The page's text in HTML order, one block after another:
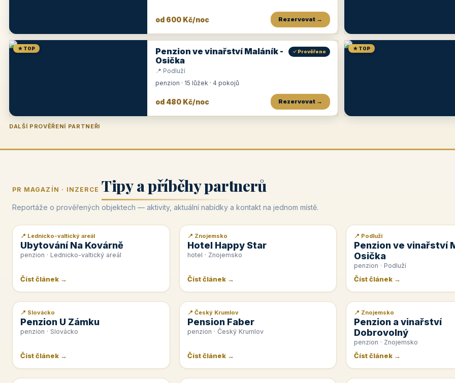
od 600 Kč/noc Rezervovat →
★ TOP
Penzion ve vinařství Maláník -
Osička
✓ Prověřeno
📍 Podluží
penzion · 15 lůžek · 4 pokojů
od 480 Kč/noc Rezervovat →
★ TOP
DALŠÍ PROVĚŘENÍ PARTNEŘI
Penzion U Zámku Pension Faber
PR MAGAZÍN · INZERCE Tipy a příběhy partnerů
Reportáže o prověřených objektech — aktivity, aktuální nabídky a kontakt na jednom místě.
📰 PR článek
📍 Lednicko-valtický areál
Ubytování Na Kovárně
penzion · Lednicko-valtický areál
Číst článek →
📰 PR článek
📍 Znojemsko
Hotel Happy Star
hotel · Znojemsko
Číst článek →
📰 PR článek
📍 Podluží
Penzion ve vinařství
Osička
penzion · Podluží
Číst článek →
📰 PR článek
📍 Slovácko
Penzion U Zámku
penzion · Slovácko
Číst článek →
📰 PR článek
📍 Český Krumlov
Pension Faber
penzion · Český Krumlov
Číst článek →
📰 PR článek
📍 Znojemsko
Penzion a vinařství
Dobrovolný
penzion · Znojemsko
Číst článek →